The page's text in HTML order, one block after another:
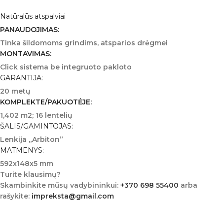
Natūralūs atspalviai
PANAUDOJIMAS:
Tinka šildomoms grindims, atsparios drėgmei
MONTAVIMAS:
Click sistema be integruoto pakloto
GARANTIJA:
20 metų
KOMPLEKTE/PAKUOTĖJE:
1,402 m2; 16 lentelių
ŠALIS/GAMINTOJAS:
Lenkija „Arbiton”
MATMENYS:
592x148x5 mm
Turite klausimų?
Skambinkite mūsų vadybininkui: +370 698 55400 arba
rašykite: impreksta@gmail.com